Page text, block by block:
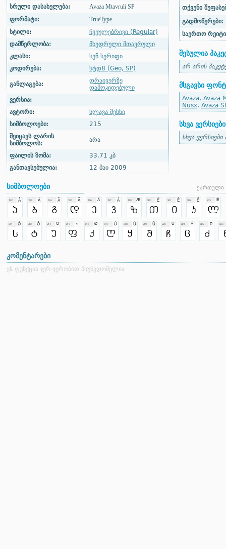
სრული დასახელება:
Avaza Mtavruli SP
ფორმატი:
TrueType
სტილი:
ჩვეულებრივი (Regular)
დამწერლობა:
მხედრული მთავრული
კლასი:
სენ სერიფი
კოდირება:
სტდ8 (Geo, SP)
განლაგება:
დრაივერზე
დამოკიდებული
ვერსია:
ავტორი:
სლავა მესხი
სიმბოლოები:
215
შეიცავს ლარის
სიმბოლოს:
არა
ფაილის ზომა:
33.71 კბ
განთავსებულია:
12 მაი 2009
თქვენი
გადმოწერები:
საერთო
შესულია
არ არის
მსგავსი
Avaza, Avaza
Nusx, Avaza
სხვა ვერსიები
სხვა
სიმბოლოები ქართული
კომენტარები
ეს ფუნქცია ჯერ-ჯერობით მიუწვდომელია